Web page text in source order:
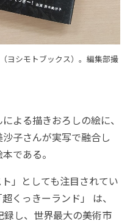
ヨシモトブックス）。編集部撮
よる描きおろしの絵に、
子さんが実写で融合し
である。
」としても注目されてい
くっきーランド」 は、
し、世界最大の美術市